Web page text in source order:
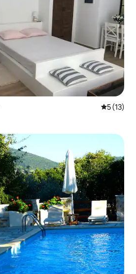
レビュー
5 (13)